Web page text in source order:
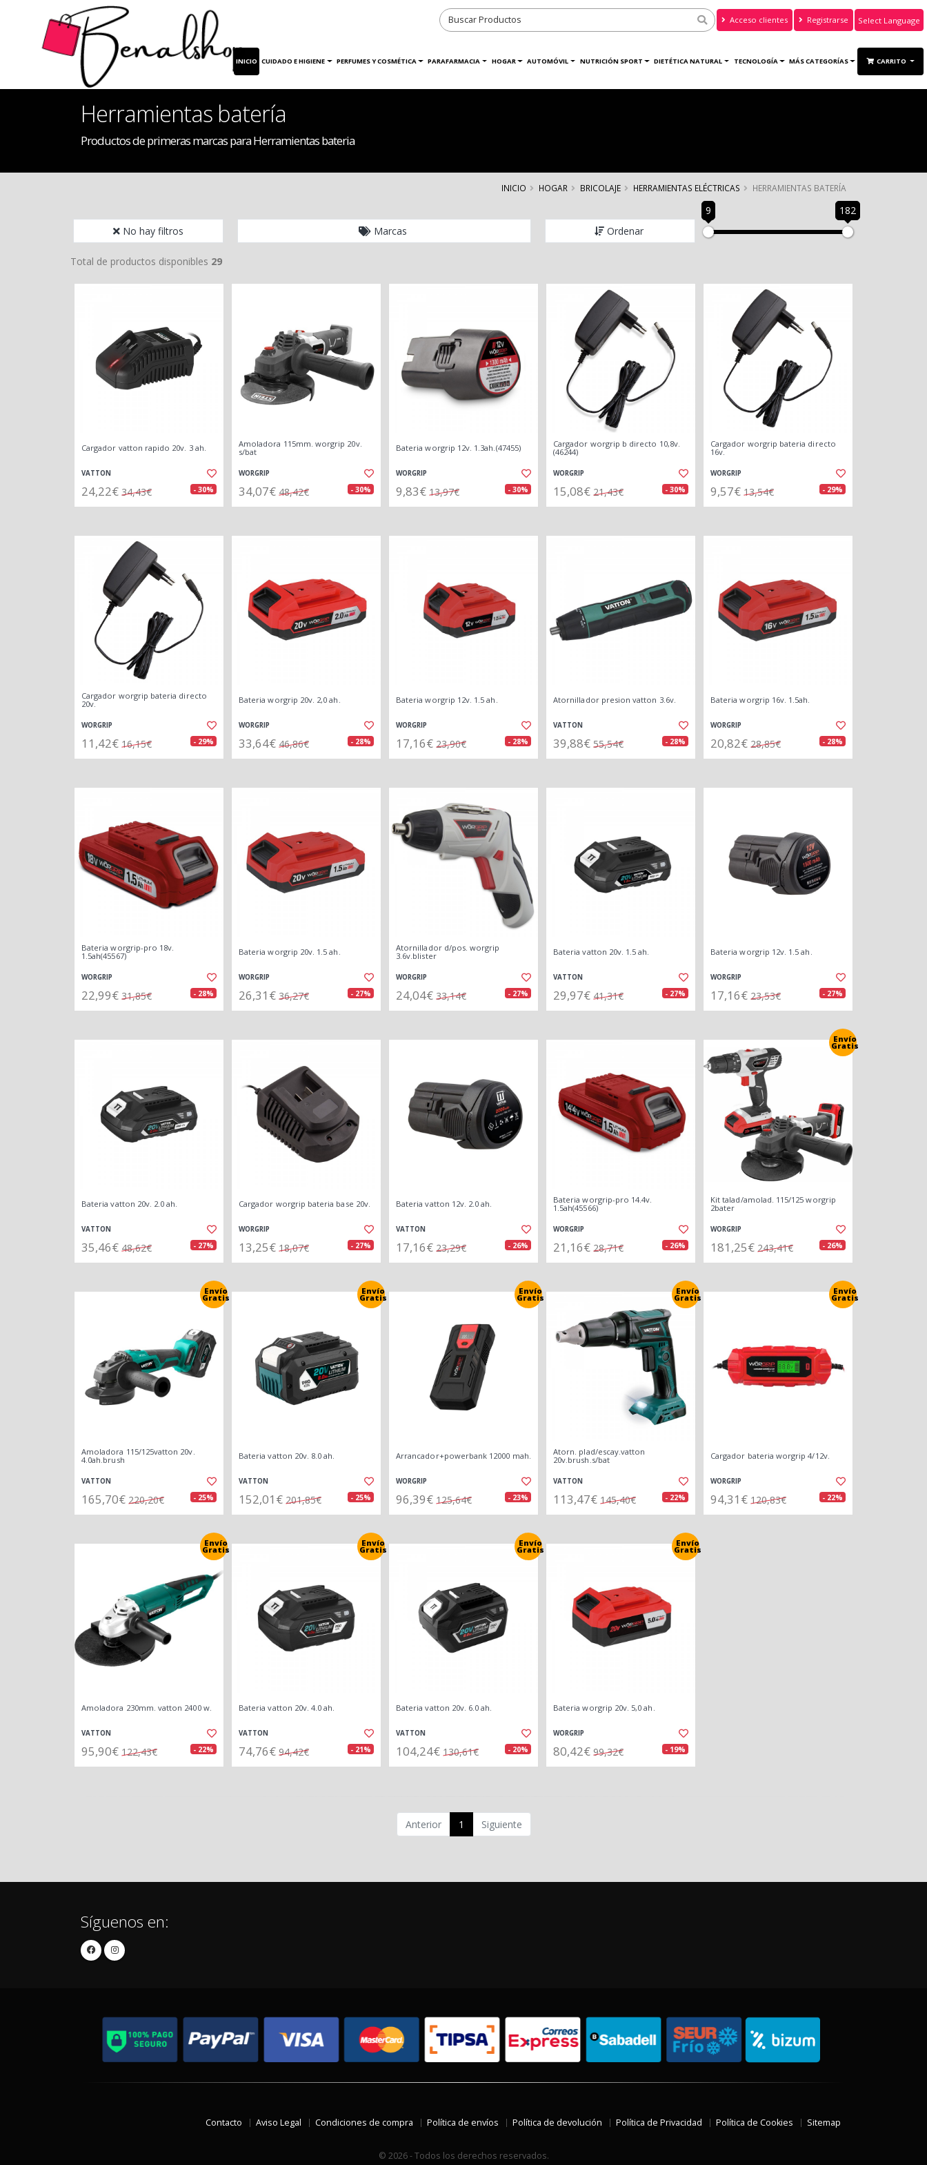
Acceso clientes Registrarse
Translate
INICIO CUIDADO E HIGIENE PERFUMES Y COSMÉTICA PARAFARMACIA HOGAR AUTOMÓVIL NUTRICIÓN SPORT DIETÉTICA NATURAL TECNOLOGÍA MÁS CATEGORÍAS CARRITO
Herramientas batería
Productos de primeras marcas para Herramientas bateria
INICIO HOGAR BRICOLAJE HERRAMIENTAS ELÉCTRICAS HERRAMIENTAS BATERÍA
No hay filtros Marcas Ordenar
9 182
Total de productos disponibles 29
Cargador vatton rapido 20v. 3 ah.
VATTON
24,22€ 34,43€ - 30%
Amoladora 115mm. worgrip 20v.
s/bat
WORGRIP
34,07€ 48,42€ - 30%
Bateria worgrip 12v. 1.3ah.(47455)
WORGRIP
9,83€ 13,97€ - 30%
Cargador worgrip b directo 10,8v.
(46244)
WORGRIP
15,08€ 21,43€ - 30%
Cargador worgrip bateria directo
16v.
WORGRIP
9,57€ 13,54€ - 29%
Cargador worgrip bateria directo
20v.
WORGRIP
11,42€ 16,15€ - 29%
Bateria worgrip 20v. 2,0 ah.
WORGRIP
33,64€ 46,86€ - 28%
Bateria worgrip 12v. 1.5 ah.
WORGRIP
17,16€ 23,90€ - 28%
Atornillador presion vatton 3.6v.
VATTON
39,88€ 55,54€ - 28%
Bateria worgrip 16v. 1.5ah.
WORGRIP
20,82€ 28,85€ - 28%
Bateria worgrip-pro 18v.
1.5ah(45567)
WORGRIP
22,99€ 31,85€ - 28%
Bateria worgrip 20v. 1.5 ah.
WORGRIP
26,31€ 36,27€ - 27%
Atornillador d/pos. worgrip
3.6v.blister
WORGRIP
24,04€ 33,14€ - 27%
Bateria vatton 20v. 1.5 ah.
VATTON
29,97€ 41,31€ - 27%
Bateria worgrip 12v. 1.5 ah.
WORGRIP
17,16€ 23,53€ - 27%
Bateria vatton 20v. 2.0 ah.
VATTON
35,46€ 48,62€ - 27%
Cargador worgrip bateria base 20v.
WORGRIP
13,25€ 18,07€ - 27%
Bateria vatton 12v. 2.0 ah.
VATTON
17,16€ 23,29€ - 26%
Bateria worgrip-pro 14.4v.
1.5ah(45566)
WORGRIP
21,16€ 28,71€ - 26%
Envío
Gratis
Kit talad/amolad. 115/125 worgrip
2bater
WORGRIP
181,25€ 243,41€ - 26%
Envío
Gratis
Amoladora 115/125vatton 20v.
4.0ah.brush
VATTON
165,70€ 220,20€ - 25%
Envío
Gratis
Bateria vatton 20v. 8.0 ah.
VATTON
152,01€ 201,85€ - 25%
Envío
Gratis
Arrancador+powerbank 12000 mah.
WORGRIP
96,39€ 125,64€ - 23%
Envío
Gratis
Atorn. plad/escay.vatton
20v.brush.s/bat
VATTON
113,47€ 145,40€ - 22%
Envío
Gratis
Cargador bateria worgrip 4/12v.
WORGRIP
94,31€ 120,83€ - 22%
Envío
Gratis
Amoladora 230mm. vatton 2400 w.
VATTON
95,90€ 122,43€ - 22%
Envío
Gratis
Bateria vatton 20v. 4.0 ah.
VATTON
74,76€ 94,42€ - 21%
Envío
Gratis
Bateria vatton 20v. 6.0 ah.
VATTON
104,24€ 130,61€ - 20%
Envío
Gratis
Bateria worgrip 20v. 5,0 ah.
WORGRIP
80,42€ 99,32€ - 19%
Anterior 1 Siguiente
Síguenos en:
Contacto Aviso Legal Condiciones de compra Política de envíos Política de devolución Política de Privacidad Política de Cookies Sitemap
© 2026 - Todos los derechos reservados.